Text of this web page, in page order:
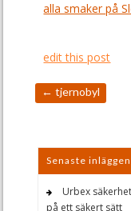
alla smaker på
edit this post
← tjernobyl
Senaste inläggen
Urbex
på ett säkert sätt